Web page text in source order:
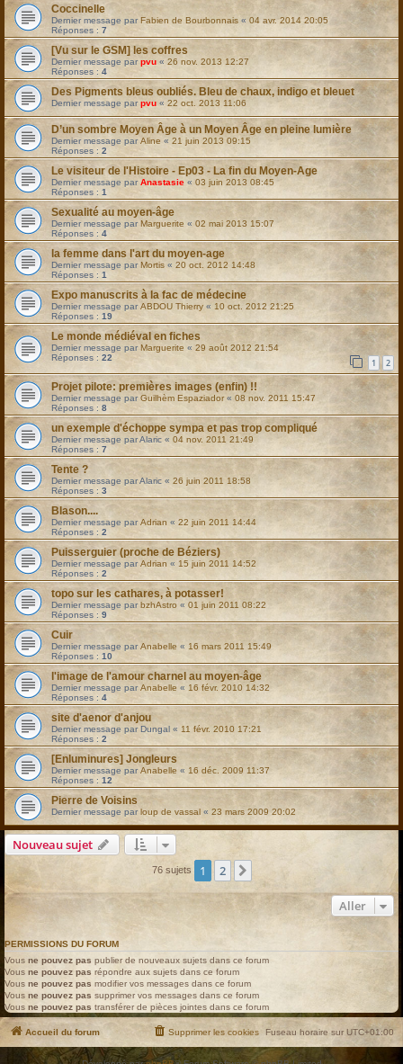
Coccinelle
Dernier message par Fabien de Bourbonnais « 04 avr. 2014 20:05
Réponses : 7
[Vu sur le GSM] les coffres
Dernier message parpvu « 26 nov. 2013 12:27
Réponses : 4
Des Pigments bleus oubliés. Bleu de chaux, indigo et bleuet
Dernier message parpvu « 22 oct. 2013 11:06
D’un sombre Moyen Âge à un Moyen Âge en pleine lumière
Dernier message parAline « 21 juin 2013 09:15
Réponses : 2
Le visiteur de l'Histoire - Ep03 - La fin du Moyen-Age
Dernier message parAnastasie « 03 juin 2013 08:45
Réponses : 1
Sexualité au moyen-âge
Dernier message par Marguerite « 02 mai 2013 15:07
Réponses : 4
la femme dans l'art du moyen-age
Dernier message par Mortis « 20 oct. 2012 14:48
Réponses : 1
Expo manuscrits à la fac de médecine
Dernier message parABDOU Thierry « 10 oct. 2012 21:25
Réponses : 19
Le monde médiéval en fiches
Dernier message par Marguerite « 29 août 2012 21:54
Réponses : 22 1 2
Projet pilote: premières images (enfin) !!
Dernier message parGuilhèm Espaziador« 08 nov. 2011 15:47
Réponses : 8
un exemple d'échoppe sympa et pas trop compliqué
Dernier message parAlaric « 04 nov. 2011 21:49
Réponses : 7
Tente ?
Dernier message parAlaric « 26 juin 2011 18:58
Réponses : 3
Blason....
Dernier message parAdrian « 22 juin 2011 14:44
Réponses : 2
Puisserguier (proche de Béziers)
Dernier message parAdrian « 15 juin 2011 14:52
Réponses : 2
topo sur les cathares, à potasser!
Dernier message par bzhAstro « 01 juin 2011 08:22
Réponses : 9
Cuir
Dernier message parAnabelle « 16 mars 2011 15:49
Réponses : 10
l'image de l'amour charnel au moyen-âge
Dernier message parAnabelle « 16 févr. 2010 14:32
Réponses : 4
site d'aenor d'anjou
Dernier message par Dungal « 11 févr. 2010 17:21
Réponses : 2
[Enluminures] Jongleurs
Dernier message parAnabelle « 16 déc. 2009 11:37
Réponses : 12
Pierre de Voisins
Dernier message par loup de vassal « 23 mars 2009 20:02
Nouveau sujet
76 sujets 1 2 Suivant
Aller
PERMISSIONS DU FORUM
Vous ne pouvez pas publier de nouveaux sujets dans ce forum
Vous ne pouvez pas répondre aux sujets dans ce forum
Vous ne pouvez pas modifier vos messages dans ce forum
Vous ne pouvez pas supprimer vos messages dans ce forum
Vous ne pouvez pas transférer de pièces jointes dans ce forum
Accueil du forum Fuseau horaire sur UTC+01:00
Supprimer les cookies